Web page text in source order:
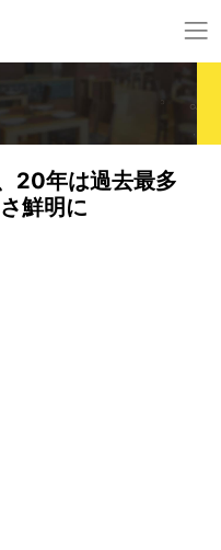
20年は過去最多
鮮明に